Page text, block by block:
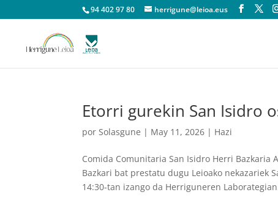
94 402 97 80 herrigune@leioa.eus
Etorri gurekin San Isidro
porSolasgune | May 11, 2026 | Hazi
Comida Comunitaria San Isidro Herri
Bazkari bat prestatu dugu Leioako nekazariek
14:30-tan izango da Herriguneren